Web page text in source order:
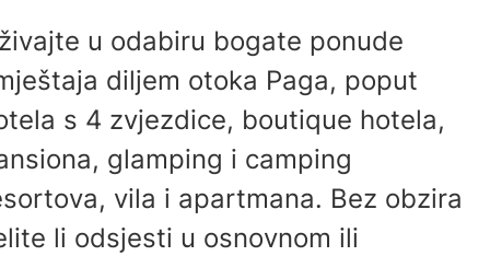
u odabiru bogate ponude
diljem otoka Paga, poput
s 4 zvjezdice, boutique hotela,
glamping i camping
vila i apartmana. Bez obzira
li odsjesti u osnovnom ili